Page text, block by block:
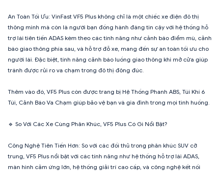
An Toàn Tối Ưu: VinFast VF5 Plus không chỉ là một chiếc xe điện đô thị
thông minh mà còn là người bạn đồng hành đáng tin cậy với hệ thống hỗ
trợ lái tiên tiến ADAS kèm theo các tính năng như cảnh báo điểm mù, cảnh
báo giao thông phía sau, và hỗ trợ đỗ xe, mang đến sự an toàn tối ưu cho
người lái. Đặc biệt, tính năng cảnh báo luồng giao thông khi mở cửa giúp
tránh được rủi ro va chạm trong đô thị đông đúc.
Thêm vào đó, VF5 Plus còn được trang bị Hệ Thống Phanh ABS, Túi Khí 6
Túi, Cảnh Báo Va Chạm giúp bảo vệ bạn và gia đình trong mọi tình huống.
🔹 So Với Các Xe Cùng Phân Khúc, VF5 Plus Có Gì Nổi Bật?
Công Nghệ Tiên Tiến Hơn: So với các đối thủ trong phân khúc SUV cỡ
trung, VF5 Plus nổi bật với các tính năng như hệ thống hỗ trợ lái ADAS,
màn hình cảm ứng lớn, hệ thống giải trí cao cấp, và công nghệ kết nối